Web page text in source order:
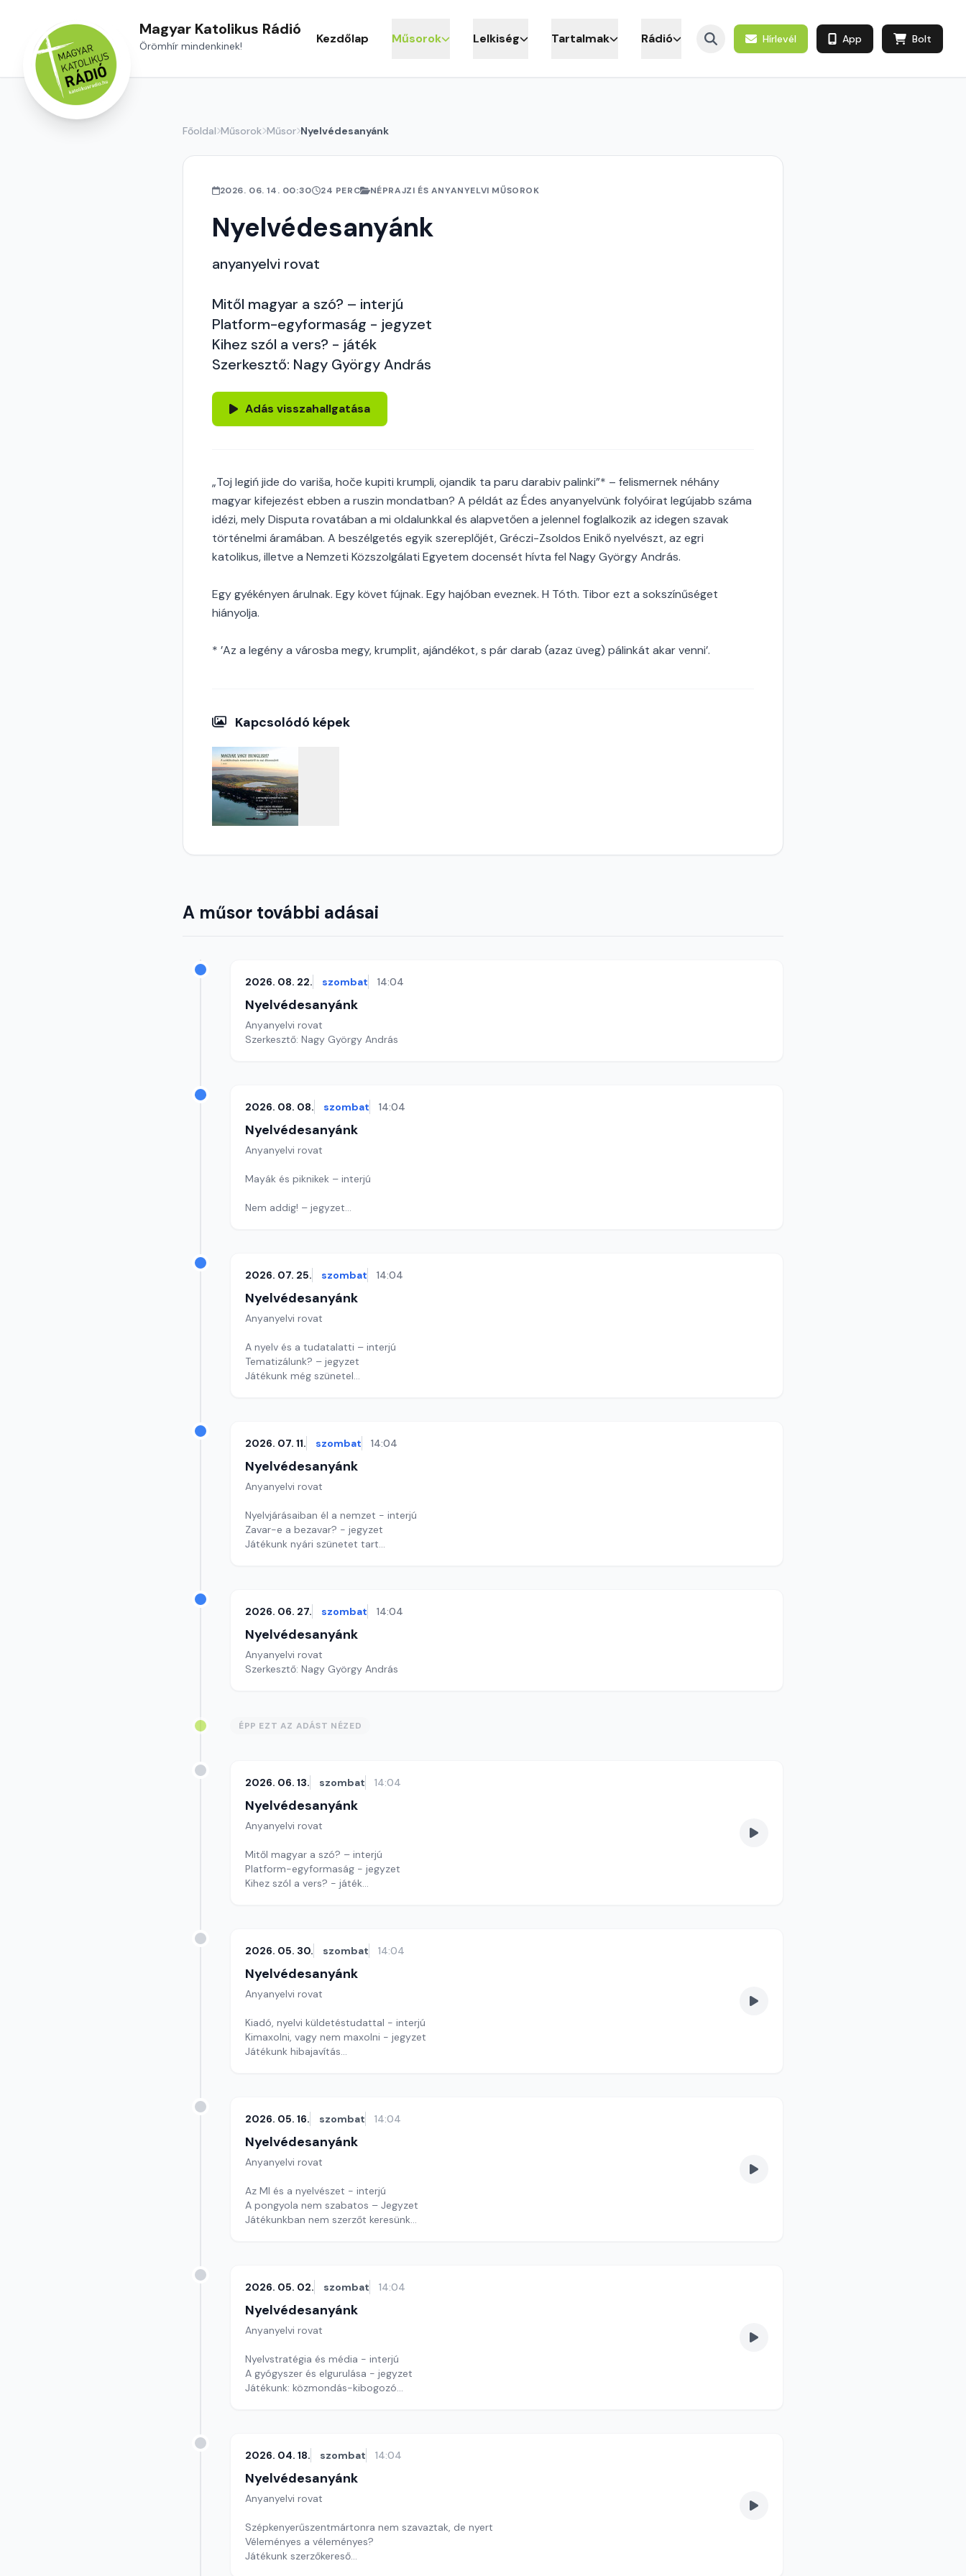
Magyar Katolikus Rádió
Örömhír mindenkinek! Kezdőlap Műsorok Lelkiség Tartalmak Rádió Hírlevél App Bolt
Főoldal Műsorok Műsor Nyelvédesanyánk
2026. 06. 14. 00:30 24 PERC NÉPRAJZI ÉS ANYANYELVI MŰSOROK
Nyelvédesanyánk
anyanyelvi rovat
Mitől magyar a szó? – interjú
Platform-egyformaság - jegyzet
Kihez szól a vers? - játék
Szerkesztő: Nagy György András
Adás visszahallgatása
„Toj legiń jide do variša, hoče kupiti krumpli, ojandik ta paru darabiv palinki”* – felismernek néhány
magyar kifejezést ebben a ruszin mondatban? A példát az Édes anyanyelvünk folyóirat legújabb száma
idézi, mely Disputa rovatában a mi oldalunkkal és alapvetően a jelennel foglalkozik az idegen szavak
történelmi áramában. A beszélgetés egyik szereplőjét, Gréczi-Zsoldos Enikő nyelvészt, az egri
katolikus, illetve a Nemzeti Közszolgálati Egyetem docensét hívta fel Nagy György András.
Egy gyékényen árulnak. Egy követ fújnak. Egy hajóban eveznek. H Tóth. Tibor ezt a sokszínűséget
hiányolja.
* ’Az a legény a városba megy, krumplit, ajándékot, s pár darab (azaz üveg) pálinkát akar venni’.
Kapcsolódó képek
A műsor további adásai
2026. 08. 22. szombat 14:04
Nyelvédesanyánk
Anyanyelvi rovat
Szerkesztő: Nagy György András
2026. 08. 08. szombat 14:04
Nyelvédesanyánk
Anyanyelvi rovat
Mayák és piknikek – interjú
Nem addig! – jegyzet
2026. 07. 25.
szombat 14:04
Nyelvédesanyánk
Anyanyelvi rovat
A nyelv és a tudatalatti – interjú
Tematizálunk? – jegyzet
Játékunk még szünetel
2026. 07. 11. szombat 14:04
Nyelvédesanyánk
Anyanyelvi rovat
Nyelvjárásaiban él a nemzet - interjú
Zavar-e a bezavar? - jegyzet
Játékunk nyári szünetet tart
2026. 06. 27. szombat 14:04
Nyelvédesanyánk
Anyanyelvi rovat
Szerkesztő: Nagy György András
ÉPP EZT AZ ADÁST NÉZED
2026. 06. 13. szombat 14:04
Nyelvédesanyánk
Anyanyelvi rovat
Mitől magyar a szó? – interjú
Platform-egyformaság - jegyzet
Kihez szól a vers? - játék
2026. 05. 30. szombat 14:04
Nyelvédesanyánk
Anyanyelvi rovat
Kiadó, nyelvi küldetéstudattal - interjú
Kimaxolni, vagy nem maxolni - jegyzet
Játékunk hibajavítás
2026. 05. 16. szombat 14:04
Nyelvédesanyánk
Anyanyelvi rovat
Az MI és a nyelvészet - interjú
A pongyola nem szabatos – Jegyzet
Játékunkban nem szerzőt keresünk
2026. 05. 02. szombat 14:04
Nyelvédesanyánk
Anyanyelvi rovat
Nyelvstratégia és média - interjú
A gyógyszer és elgurulása - jegyzet
Játékunk: közmondás-kibogozó
2026. 04. 18. szombat 14:04
Nyelvédesanyánk
Anyanyelvi rovat
Szépkenyerűszentmártonra nem szavaztak, de nyert
Véleményes a véleményes?
Játékunk szerzőkereső